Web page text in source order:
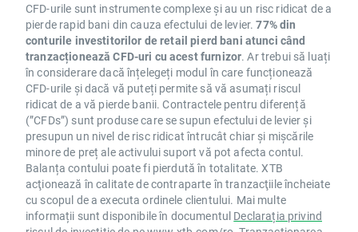
CFD-urile sunt instrumente complexe și au un risc ridicat de a
pierde rapid bani din cauza efectului de levier.77% din
conturile investitorilor de retail pierd bani atunci când
tranzacționează CFD-uri cu acest furnizor. Ar trebui să luați
în considerare dacă înțelegeți modul în care funcționează
CFD-urile și dacă vă puteți permite să vă asumați riscul
ridicat de a vă pierde banii. Contractele pentru diferență
(”CFDs”) sunt produse care se supun efectului de levier și
presupun un nivel de risc ridicat întrucât chiar și mișcările
minore de preț ale activului suport vă pot afecta contul.
Balanța contului poate fi pierdută în totalitate. XTB
acţionează în calitate de contraparte în tranzacţiile încheiate
cu scopul de a executa ordinele clientului. Mai multe
informații sunt disponibile în documentul Declarația privind